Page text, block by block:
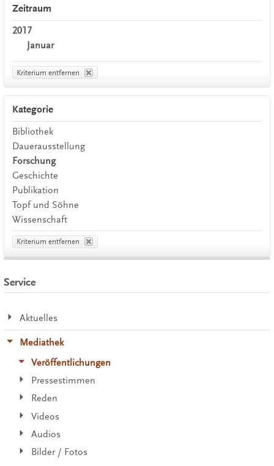
Zeitraum
2017
Januar
Kriterium entfernen
Kategorie
Bibliothek
Dauerausstellung
Forschung
Geschichte
Publikation
Topf und Söhne
Wissenschaft
Kriterium entfernen
Service
Aktuelles
Mediathek
Veröffentlichungen
Pressestimmen
Reden
Videos
Audios
Bilder / Fotos